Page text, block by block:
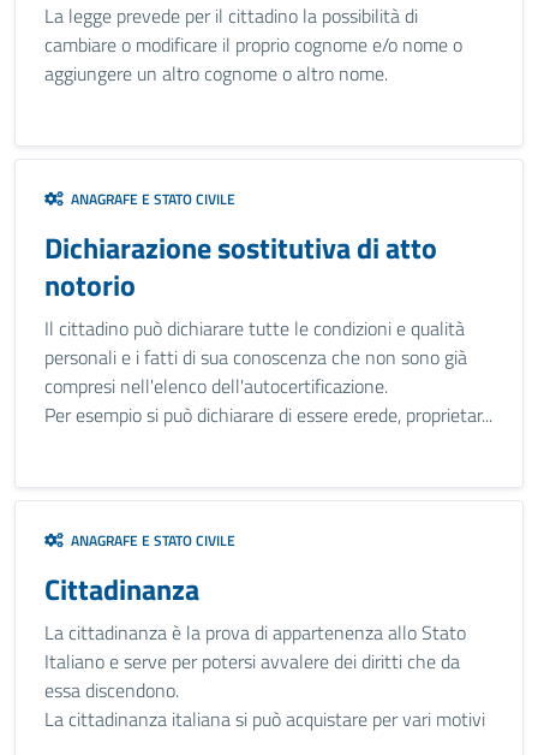
La legge prevede per il cittadino la possibilità di
cambiare o modificare il proprio cognome e/o nome o
aggiungere un altro cognome o altro nome.
ANAGRAFE E STATO CIVILE
Dichiarazione sostitutiva di atto
notorio
Il cittadino può dichiarare tutte le condizioni e qualità
personali e i fatti di sua conoscenza che non sono già
compresi nell'elenco dell'autocertificazione.
Per esempio si può dichiarare di essere erede, proprietar...
ANAGRAFE E STATO CIVILE
Cittadinanza
La cittadinanza è la prova di appartenenza allo Stato
Italiano e serve per potersi avvalere dei diritti che da
essa discendono.
La cittadinanza italiana si può acquistare per vari motivi